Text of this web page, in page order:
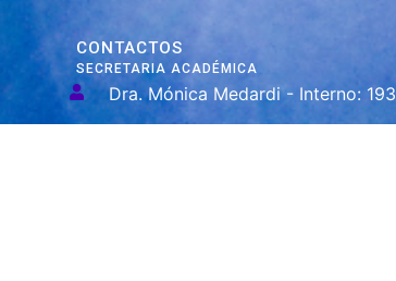
CONTACTOS
SECRETARIA ACADÉMICA
Dra. Mónica Medardi - Interno: 193